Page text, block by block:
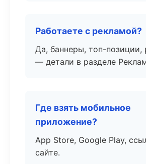
Работаете с рекламой?
Да, баннеры, топ-позиции,
— детали в разделе
Где взять мобильное
приложение?
App Store, Google Play,
сайте.